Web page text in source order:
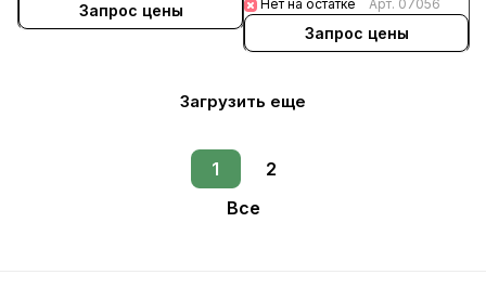
Запрос цены Нет на остатке Арт. 07056
Запрос цены
Загрузить еще
1
2
Все